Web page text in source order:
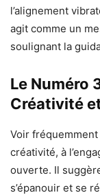
l’alignement
agit comme un
soulignant la
Le Numéro
Créativité
Voir
créativité, à
ouverte. Il
s’épanouir et se